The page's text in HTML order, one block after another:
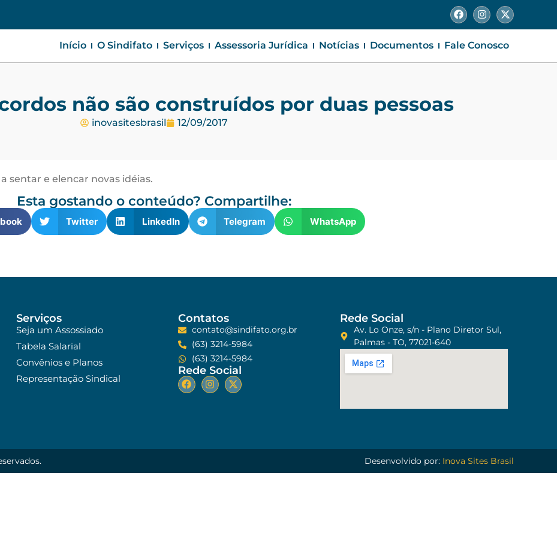
Início O Sindifato Serviços Assessoria Jurídica Notícias Documentos Fale Conosco
não são construídos por duas pessoas
inovasitesbrasil 12/09/2017
sentar e elencar novas idéias.
Esta gostando o conteúdo? Compartilhe:
Twitter LinkedIn Telegram WhatsApp
Serviços
Seja um Assossiado
Tabela Salarial
Convênios e Planos
Representação Sindical
Contatos
contato@sindifato.org.br
(63) 3214-5984
(63) 3214-5984
Rede Social
Rede Social
Av. Lo Onze, s/n - Plano Diretor Sul,
Palmas - TO, 77021-640
Desenvolvido por: Inova Sites Brasil